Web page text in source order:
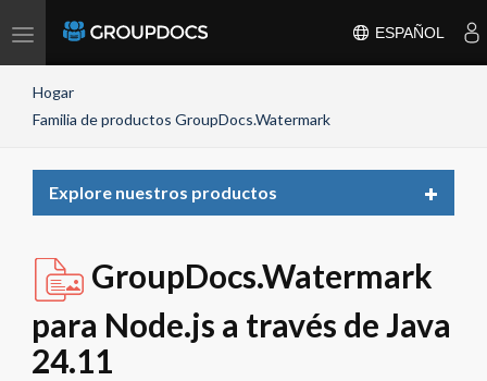
Toggle
ESPAÑOL
Hogar
Familia de productos GroupDocs.Watermark
Explore nuestros productos
Toggle
GroupDocs.Watermark
para Node.js a través de Java
24.11